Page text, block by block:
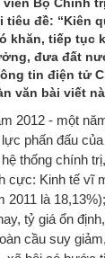
tiêu đề: “Kiên
khăn, tiếp tục
đưa đất
tin điện tử
văn bài viết
2012 - một
lực phấn đấu
thống chính
cực: Kinh tế vĩ
là
tỷ giá ổn
cầu suy